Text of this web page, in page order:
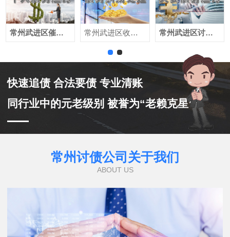
常州武进区催收公司 常州武进区收账公司 常州武进区讨账公司
快速追债 合法要债 专业清账
同行业中的元老级别 被誉为“老赖克星”
常州讨债公司关于我们
ABOUT US